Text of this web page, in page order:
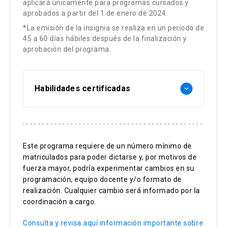
Estrategias Metodológicas:
Clases sincrónicas por plataforma Zoom
Clases narradas
Lectura crítica de artículos
Controles de lectura: 10%
Seminario: 40%
Prueba teórica: 50%
Imagenología tridimensional
Principios de interpretación de imágenes
3D
Clases sincrónicas por plataforma Zoom
Clases narradas
Guías de estudio
Lectura crítica de artículos
Estrategias Evaluativas:
Alteraciones periodontales derivadas del
trauma oclusal
Trastornos temporomandibulares
Trastornos extracapsulares
Trastornos funcionales asociados
Disfunción muscular craneocervical
Correlación clínica y derivación
interdisciplinaria
Estrategias Metodológicas:
Proceso diagnóstico integral
Historia clínica: anamnesis, examen
clínico e imagenología complementaria
Evaluación muscular craneocervical
Herramientas digitales y diagnóstico 3D
Protocolos de evaluación morfológica
aplicará únicamente para programas cursados y
aprobados a partir del 1 de enero de 2024.
*La emisión de la insignia se realiza en un período de
45 a 60 días hábiles después de la finalización y
aprobación del programa.
Habilidades certificadas keyboard_arrow_down
Diagnóstico oclusal integral
Evaluación funcional craneocervical
Interpretación anatómica 3D
Planificación interdisciplinaria en
odontología
Derivación clínica oportuna
Este programa requiere de un número mínimo de
matriculados para poder dictarse y, por motivos de
fuerza mayor, podría experimentar cambios en su
programación, equipo docente y/o formato de
realización. Cualquier cambio será informado por la
coordinación a cargo.
Consulta y revisa aquí información importante sobre